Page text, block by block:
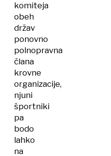
komiteja
obeh
držav
ponovno
polnopravna
člana
krovne
organizacije,
njuni
športniki
pa
bodo
lahko
na